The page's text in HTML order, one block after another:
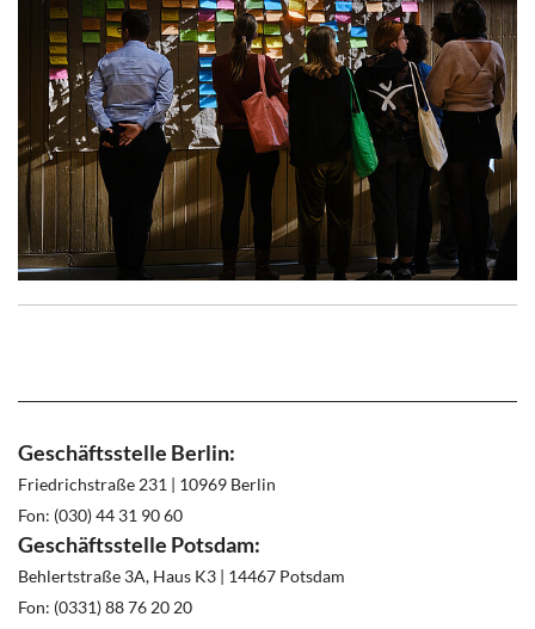
Geschäftsstelle Berlin:
Friedrichstraße 231 | 10969 Berlin
Fon: (030) 44 31 90 60
Geschäftsstelle Potsdam:
Behlertstraße 3A, Haus K3 | 14467 Potsdam
Fon: (0331) 88 76 20 20